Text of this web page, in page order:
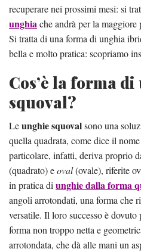
recuperare nei prossimi mesi: si
unghiache andrà per la maggiore
Si tratta di una forma di unghia
bella e molto pratica: scopriamo
Cos’è la forma
squoval?
Leunghie squovalsono una
quella quadrata, come dice il
particolare, infatti, deriva proprio
(quadrato) eoval(ovale), riferite
in pratica diunghie dalla forma
angoli arrotondati, una forma che
versatile. Il loro successo è
forma non troppo netta e
arrotondata, che dà alle mani un